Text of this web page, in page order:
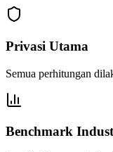
Privasi Utama
Semua perhitungan
Benchmark